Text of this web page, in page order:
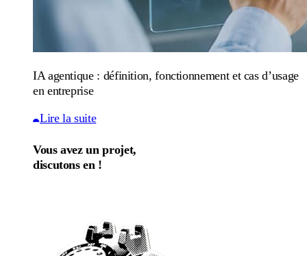
IA agentique : définition, fonctionnement et cas d’usage
en entreprise
Lire la suite
Vous avez un projet,
discutons en !